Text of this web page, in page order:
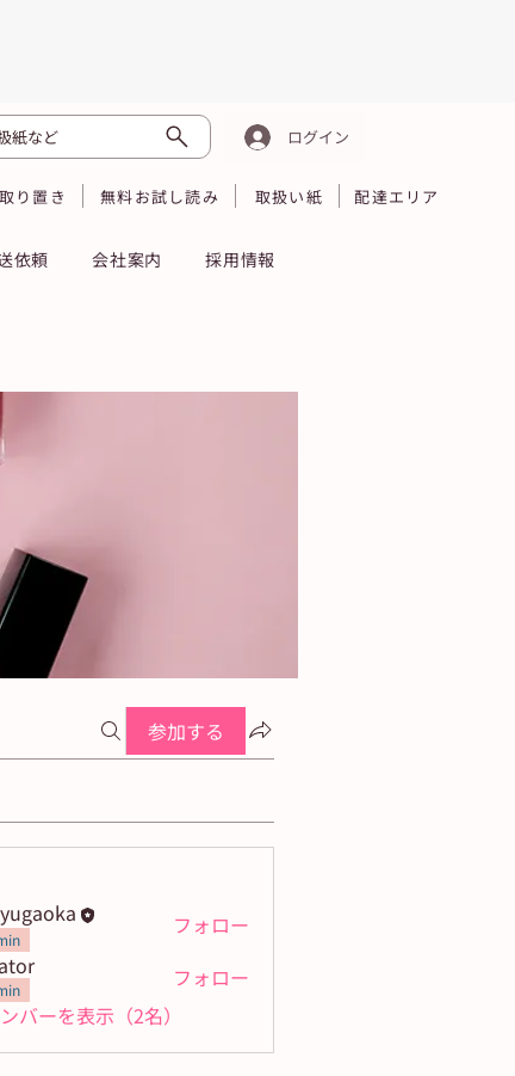
紙など ログイン
り置き 無料お試し読み 取扱い紙 配達エリア
依頼 会社案内
採用情報
参加する
フォロー
フォロー
バーを表示（2名）